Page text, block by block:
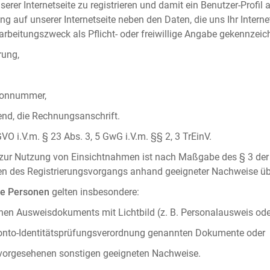
Internetseite zu registrieren und damit ein Benutzer-Profil
auf unserer Internetseite neben den Daten, die uns Ihr
als Pflicht- oder freiwillige Angabe
die Rechnungsanschrift.
i.V.m. § 23 Abs. 3, 5 GwG i.V.m. §§ 2, 3 TrEinV.
Nutzung von Einsichtnahmen ist nach Maßgabe des § 3
des Registrierungsvorgangs anhand geeigneter Nachweise
Personen gelten insbesondere:
Ausweisdokuments mit Lichtbild (z. B. Personalausweis
Identitätsprüfungsverordnung genannten Dokumente oder
sonstigen geeigneten Nachweise.